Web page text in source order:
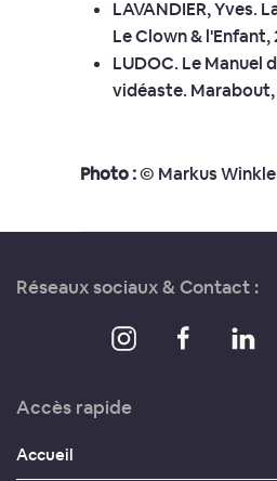
LAVANDIER, Yves.
Le Clown & l'Enfant,
LUDOC. Le Manuel
vidéaste. Marabout,
Photo :© Markus
Réseaux sociaux & Contact :
Accès rapide
Accueil